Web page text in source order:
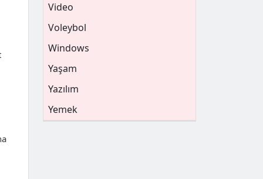
Video
Voleybol
Windows
Yaşam
Yazılım
Yemek